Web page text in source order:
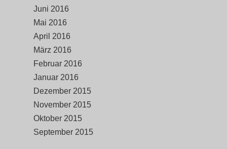
Juni 2016
Mai 2016
April 2016
März 2016
Februar 2016
Januar 2016
Dezember 2015
November 2015
Oktober 2015
September 2015